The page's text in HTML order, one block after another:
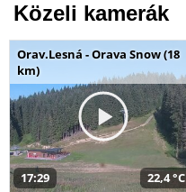
Közeli kamerák
Orav.Lesná - Orava Snow (18
km)
17:29 22,4 °C